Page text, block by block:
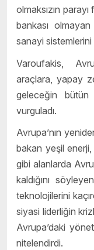
olmaksızın
bankası
sanayi sistemlerini
Varoufakis,
araçlara, yapay
geleceğin bütün
vurguladı.
Avrupa’nın
bakan yeşil
gibi alanlarda
kaldığını
teknolojilerini
siyasi liderliğin
Avrupa’daki
nitelendirdi.